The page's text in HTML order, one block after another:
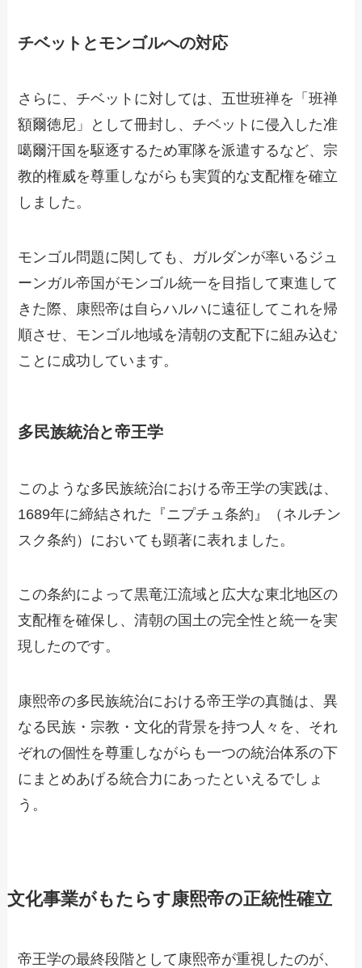
チベットとモンゴルへの対応
さらに、チベットに対しては、五世班禅を「班禅
額爾徳尼」として冊封し、チベットに侵入した准
噶爾汗国を駆逐するため軍隊を派遣するなど、宗
教的権威を尊重しながらも実質的な支配権を確立
しました。
モンゴル問題に関しても、ガルダンが率いるジュ
ーンガル帝国がモンゴル統一を目指して東進して
きた際、康熙帝は自らハルハに遠征してこれを帰
順させ、モンゴル地域を清朝の支配下に組み込む
ことに成功しています。
多民族統治と帝王学
このような多民族統治における帝王学の実践は、
1689年に締結された『ニプチュ条約』（ネルチン
スク条約）においても顕著に表れました。
この条約によって黒竜江流域と広大な東北地区の
支配権を確保し、清朝の国土の完全性と統一を実
現したのです。
康熙帝の多民族統治における帝王学の真髄は、異
なる民族・宗教・文化的背景を持つ人々を、それ
ぞれの個性を尊重しながらも一つの統治体系の下
にまとめあげる統合力にあったといえるでしょ
う。
文化事業がもたらす康熙帝の正統性確立
帝王学の最終段階として康熙帝が重視したのが、